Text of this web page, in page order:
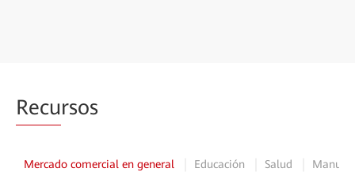
Recursos
Mercado comercial en general Educación Salud